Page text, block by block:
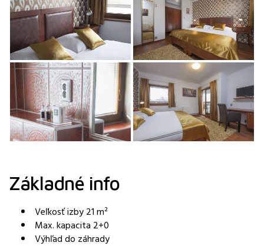
Základné info
Veľkosť izby 21 m²
Max. kapacita 2+0
Výhľad do záhrady